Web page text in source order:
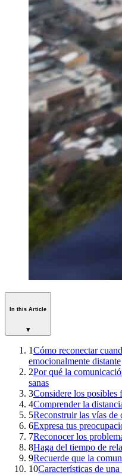
In this Article
▾
1Cómo reconectar
emocionalmente distante
2Por qué la
sanas
3Considere los posibles
4Comprender la
5Reconstruir las vías de
6Expresa tus
7Reconocer los
8Haga del tiempo de
9Recuerde que la
10Características de